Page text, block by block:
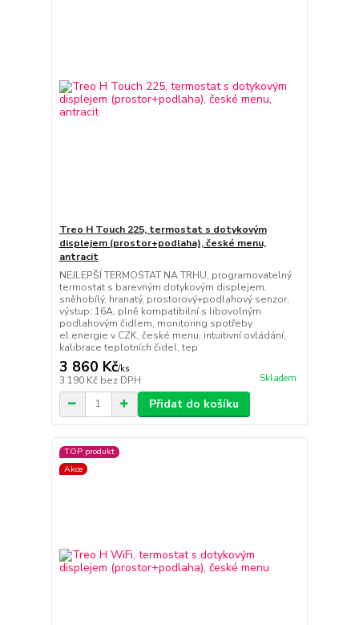
Treo H Touch 225, termostat s dotykovým
displejem (prostor+podlaha), české menu,
antracit
NEJLEPŠÍ TERMOSTAT NA TRHU, programovatelný
termostat s barevným dotykovým displejem,
sněhobílý, hranatý, prostorový+podlahový senzor,
výstup: 16A, plně kompatibilní s libovolným
podlahovým čidlem, monitoring spotřeby
el.energie v CZK, české menu, intuitivní ovládání,
kalibrace teplotních čidel, tep
3 860 Kč/ks
3 190 Kč bez DPH Skladem
Přidat do košíku
TOP produkt
Akce